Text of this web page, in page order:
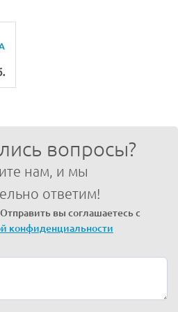
вопросы?
нам, и мы
ответим!
вы соглашаетесь с
конфиденциальности